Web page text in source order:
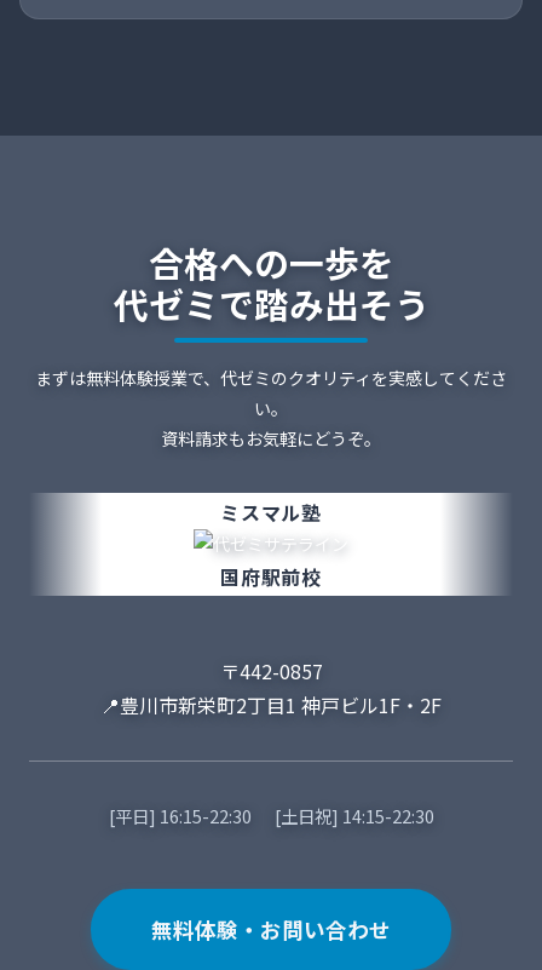
合格への一歩を
代ゼミで踏み出そう
まずは無料体験授業で、代ゼミのクオリティを実感してくださ
い。
資料請求もお気軽にどうぞ。
ミスマル塾
国府駅前校
〒442-0857
📍豊川市新栄町2丁目1 神戸ビル1F・2F
[平日] 16:15-22:30 [土日祝] 14:15-22:30
無料体験・お問い合わせ